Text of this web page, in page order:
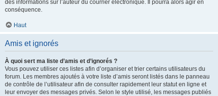
des informations sur l’auteur du courrier électronique. Il pourra alors agir en
conséquence.
Haut
Amis et ignorés
À quoi sert ma liste d’amis et d’ignorés ?
Vous pouvez utiliser ces listes afin d’organiser et trier certains utilisateurs du
forum. Les membres ajoutés à votre liste d’amis seront listés dans le panneau
de contrôle de l’utilisateur afin de consulter rapidement leur statut en ligne et
leur envoyer des messages privés. Selon le style utilisé, les messages publiés